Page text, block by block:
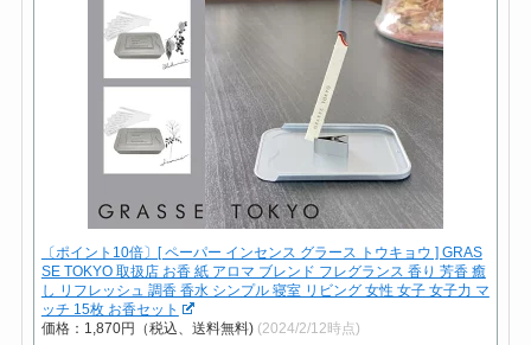
〔ポイント10倍〕[ ペーパー インセンス グラース トウキョウ ] GRAS
SE TOKYO 取扱店 お香 紙 アロマ ブレンド フレグランス 香り 芳香 癒
し リフレッシュ 調香 香水 シンプル 寝室 リビング 女性 女子 女子力 マ
ッチ 15枚 お香セット
価格：1,870円（税込、送料無料) (2024/2/12時点)